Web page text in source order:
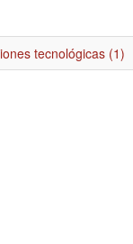
tecnológicas (1)